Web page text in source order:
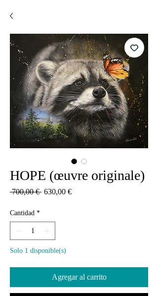
HOPE (œuvre originale)
700,00 € Precio
630,00 €Precio
Cantidad *
Solo 1 disponible(s)
Agregar al carrito